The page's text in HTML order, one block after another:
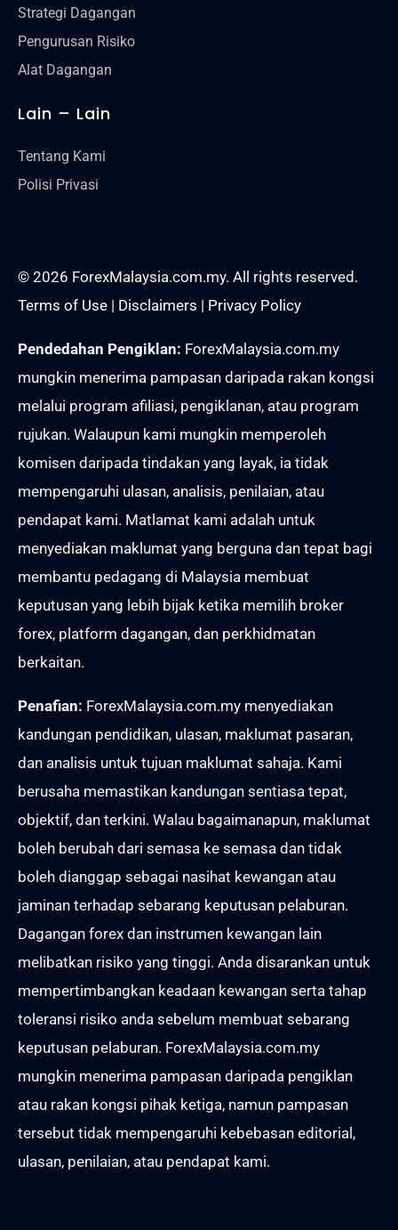
Strategi Dagangan
Pengurusan Risiko
Alat Dagangan
Lain – Lain
Tentang Kami
Polisi Privasi
© 2026 ForexMalaysia.com.my. All rights reserved.
Terms of Use| Disclaimers | Privacy Policy
Pendedahan Pengiklan: ForexMalaysia.com.my
mungkin menerima pampasan daripada rakan kongsi
melalui program afiliasi, pengiklanan, atau program
rujukan. Walaupun kami mungkin memperoleh
komisen daripada tindakan yang layak, ia tidak
mempengaruhi ulasan, analisis, penilaian, atau
pendapat kami. Matlamat kami adalah untuk
menyediakan maklumat yang berguna dan tepat bagi
membantu pedagang di Malaysia membuat
keputusan yang lebih bijak ketika memilih broker
forex, platform dagangan, dan perkhidmatan
berkaitan.
Penafian: ForexMalaysia.com.my menyediakan
kandungan pendidikan, ulasan, maklumat pasaran,
dan analisis untuk tujuan maklumat sahaja. Kami
berusaha memastikan kandungan sentiasa tepat,
objektif, dan terkini. Walau bagaimanapun, maklumat
boleh berubah dari semasa ke semasa dan tidak
boleh dianggap sebagai nasihat kewangan atau
jaminan terhadap sebarang keputusan pelaburan.
Dagangan forex dan instrumen kewangan lain
melibatkan risiko yang tinggi. Anda disarankan untuk
mempertimbangkan keadaan kewangan serta tahap
toleransi risiko anda sebelum membuat sebarang
keputusan pelaburan. ForexMalaysia.com.my
mungkin menerima pampasan daripada pengiklan
atau rakan kongsi pihak ketiga, namun pampasan
tersebut tidak mempengaruhi kebebasan editorial,
ulasan, penilaian, atau pendapat kami.